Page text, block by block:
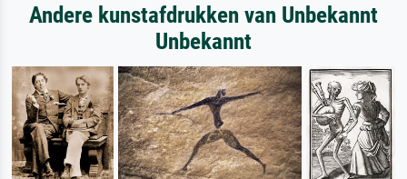
Andere kunstafdrukken van Unbekannt
Unbekannt